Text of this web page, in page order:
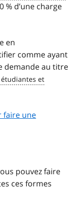
% d’une charge
en
comme ayant
demande au titre
faire une
pouvez faire
ces formes